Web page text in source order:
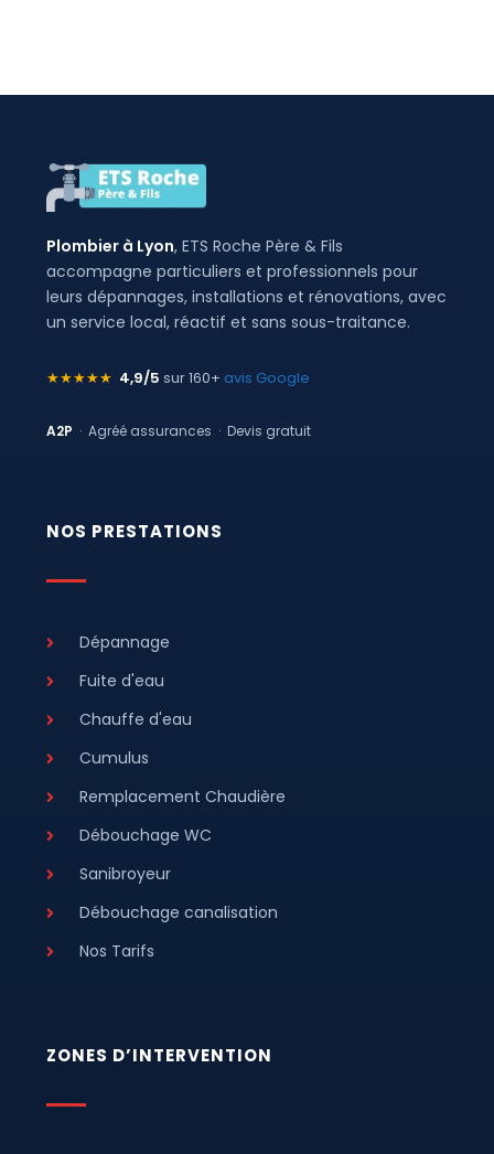
Plombier à Lyon, ETS Roche Père & Fils
accompagne particuliers et professionnels pour
leurs dépannages, installations et rénovations, avec
un service local, réactif et sans sous-traitance.
★★★★★ 4,9/5 sur 160+ avis Google
A2P · Agréé assurances · Devis gratuit
NOS PRESTATIONS
Dépannage
Fuite d'eau
Chauffe d'eau
Cumulus
Remplacement Chaudière
Débouchage WC
Sanibroyeur
Débouchage canalisation
Nos Tarifs
ZONES D’INTERVENTION